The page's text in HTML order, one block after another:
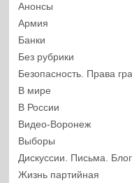
Анонсы
Армия
Банки
Без рубрики
Безопасность. Права
В мире
В России
Видео-Воронеж
Выборы
Дискуссии. Письма.
Жизнь партийная